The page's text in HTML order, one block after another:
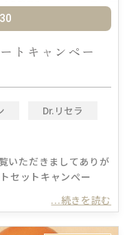
トキャンペー
Dr.リセラ
いただきましてありが
セットキャンぺー
...続きを読む